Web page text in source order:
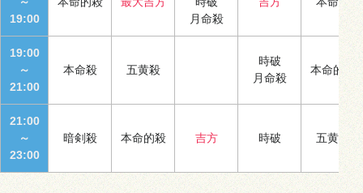
19:00
月命殺
19:00
～
21:00
本命殺 五黄殺
時破
月命殺
本命的殺
21:00
～
23:00
暗剣殺 本命的殺 吉方 時破 五黄殺